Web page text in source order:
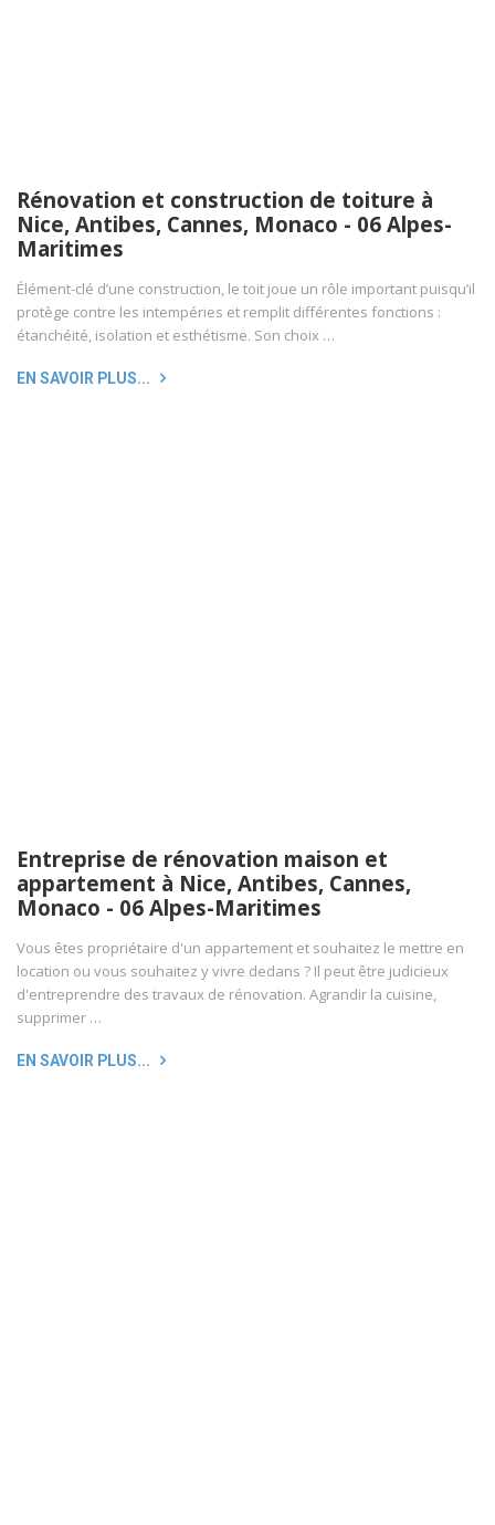
Rénovation et construction de toiture à
Nice, Antibes, Cannes, Monaco - 06 Alpes-
Maritimes
Élément-clé d’une construction, le toit joue un rôle important puisqu’il
protège contre les intempéries et remplit différentes fonctions :
étanchéité, isolation et esthétisme. Son choix …
EN SAVOIR PLUS...
Entreprise de rénovation maison et
appartement à Nice, Antibes, Cannes,
Monaco - 06 Alpes-Maritimes
Vous êtes propriétaire d'un appartement et souhaitez le mettre en
location ou vous souhaitez y vivre dedans ? Il peut être judicieux
d'entreprendre des travaux de rénovation. Agrandir la cuisine,
supprimer …
EN SAVOIR PLUS...